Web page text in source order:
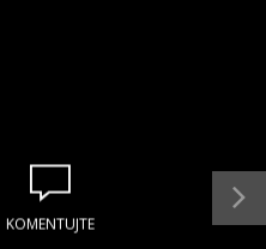
KOMENTUJTE